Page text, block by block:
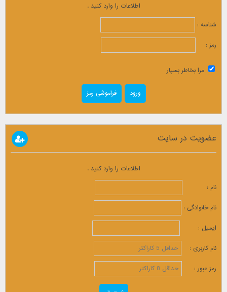
اطلاعات را وارد کنید .
شناسه :
رمز :
مرا بخاطر بسپار
فراموشی رمز
عضویت در سایت
اطلاعات را وارد کنید .
نام :
نام خانوادگی :
ایمیل :
نام کاربری :
رمز عبور :